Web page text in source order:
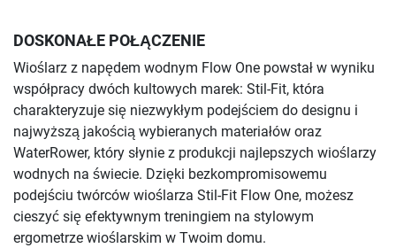
DOSKONAŁE POŁĄCZENIE
Wioślarz z napędem wodnym Flow One powstał w wyniku
współpracy dwóch kultowych marek: Stil-Fit, która
charakteryzuje się niezwykłym podejściem do designu i
najwyższą jakością wybieranych materiałów oraz
WaterRower, który słynie z produkcji najlepszych wioślarzy
wodnych na świecie. Dzięki bezkompromisowemu
podejściu twórców wioślarza Stil-Fit Flow One, możesz
cieszyć się efektywnym treningiem na stylowym
ergometrze wioślarskim w Twoim domu.